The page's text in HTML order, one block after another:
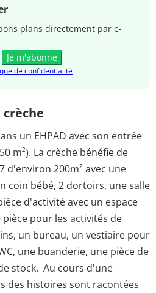
plans directement par e-
Je m'abonne
de confidentialité
un EHPAD avec son entrée
m²). La crèche bénéfie de
d'environ 200m² avec une
coin bébé, 2 dortoirs, une salle
d'activité avec un espace
pour les activités de
un bureau, un vestiaire pour
une buanderie, une pièce de
stock. Au cours d'une
des histoires sont racontées